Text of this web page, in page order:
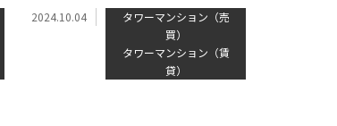
2024.10.04
タワーマンション（売
買）
タワーマンション（賃
貸）